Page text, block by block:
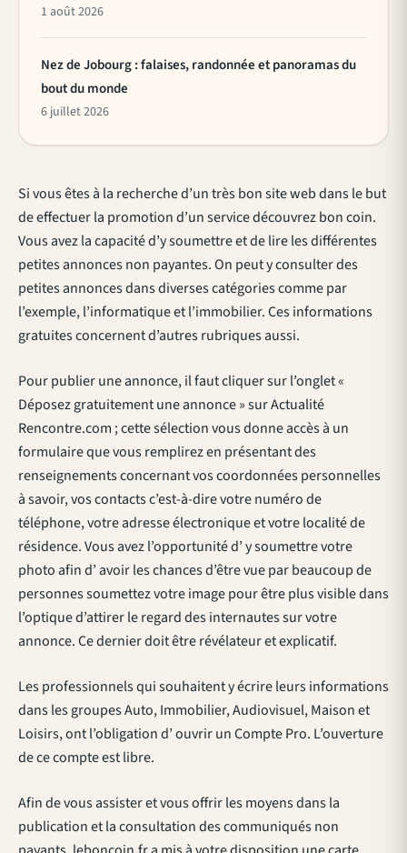
Si vous êtes à la recherche d’un très bon site web dans le but
de effectuer la promotion d’un service découvrez bon coin.
Vous avez la capacité d’y soumettre et de lire les différentes
petites annonces non payantes. On peut y consulter des
petites annonces dans diverses catégories comme par
l’exemple, l’informatique et l’immobilier. Ces informations
gratuites concernent d’autres rubriques aussi.
Pour publier une annonce, il faut cliquer sur l’onglet «
Déposez gratuitement une annonce » sur Actualité
Rencontre.com ; cette sélection vous donne accès à un
formulaire que vous remplirez en présentant des
renseignements concernant vos coordonnées personnelles
à savoir, vos contacts c’est-à-dire votre numéro de
téléphone, votre adresse électronique et votre localité de
résidence. Vous avez l’opportunité d’ y soumettre votre
photo afin d’ avoir les chances d’être vue par beaucoup de
personnes soumettez votre image pour être plus visible dans
l’optique d’attirer le regard des internautes sur votre
annonce. Ce dernier doit être révélateur et explicatif.
Les professionnels qui souhaitent y écrire leurs informations
dans les groupes Auto, Immobilier, Audiovisuel, Maison et
Loisirs, ont l’obligation d’ ouvrir un Compte Pro. L’ouverture
de ce compte est libre.
Afin de vous assister et vous offrir les moyens dans la
publication et la consultation des communiqués non
1 août 2026
Nez de Jobourg : falaises, randonnée et panoramas du
bout du monde
6 juillet 2026